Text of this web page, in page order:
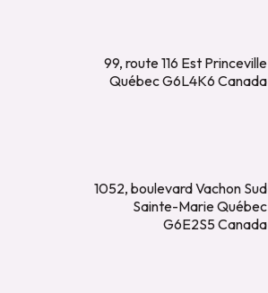
99, route 116 Est Princeville
Québec G6L4K6 Canada
1052, boulevard Vachon Sud
Sainte-Marie Québec
G6E2S5 Canada